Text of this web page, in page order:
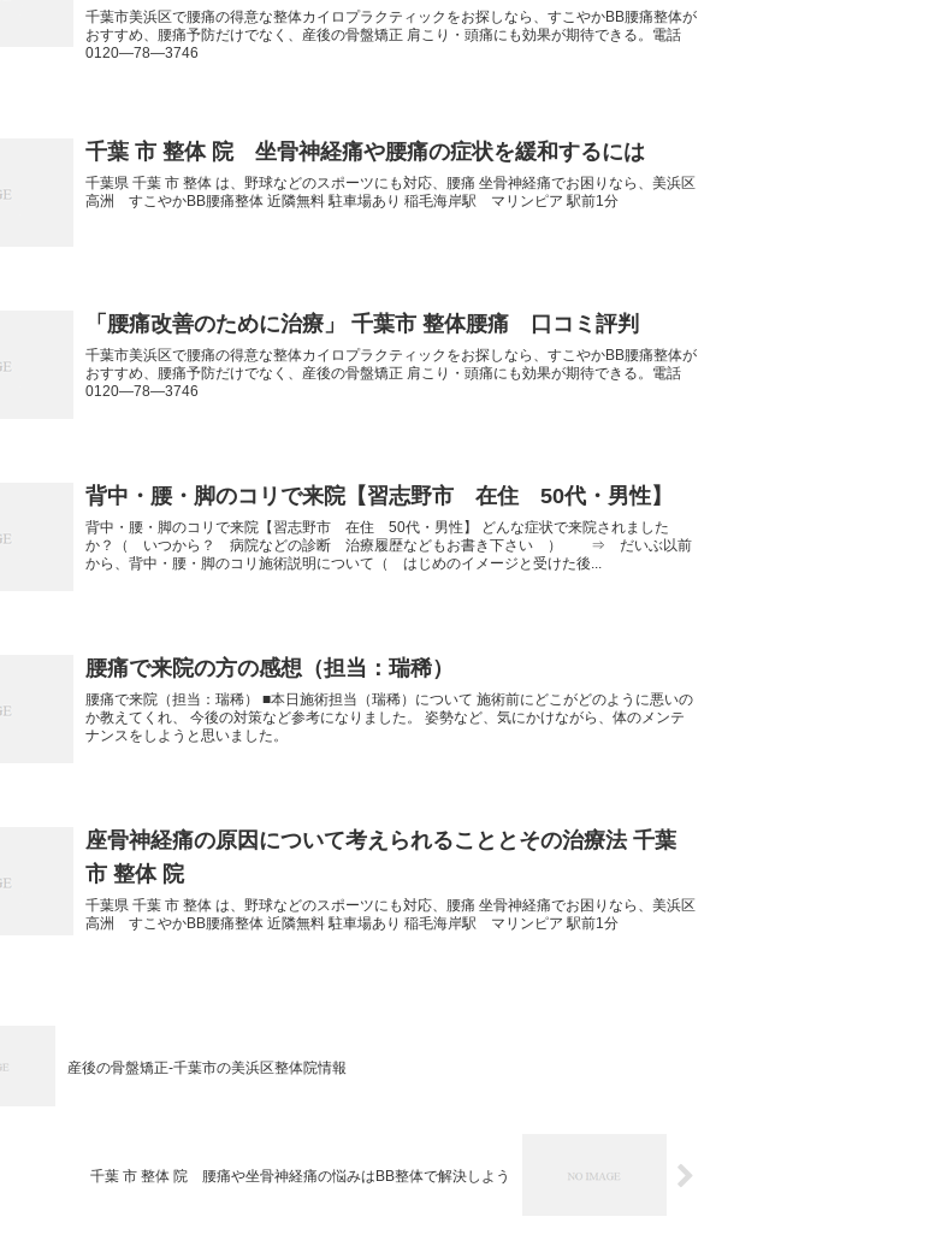
千葉市美浜区で腰痛の得意な整体カイロプラクティックをお探しなら、すこやかBB腰痛整体が
おすすめ、腰痛予防だけでなく、産後の骨盤矯正 肩こり・頭痛にも効果が期待できる。電話
0120―78―3746
千葉 市 整体 院 坐骨神経痛や腰痛の症状を緩和するには
千葉県 千葉 市 整体 は、野球などのスポーツにも対応、腰痛 坐骨神経痛でお困りなら、美浜区
高洲 すこやかBB腰痛整体 近隣無料 駐車場あり 稲毛海岸駅 マリンピア 駅前1分
「腰痛改善のために治療」 千葉市 整体腰痛 口コミ評判
千葉市美浜区で腰痛の得意な整体カイロプラクティックをお探しなら、すこやかBB腰痛整体が
おすすめ、腰痛予防だけでなく、産後の骨盤矯正 肩こり・頭痛にも効果が期待できる。電話
0120―78―3746
背中・腰・脚のコリで来院【習志野市 在住 50代・男性】
背中・腰・脚のコリで来院【習志野市 在住 50代・男性】 どんな症状で来院されました
か？（ いつから？ 病院などの診断 治療履歴などもお書き下さい ） ⇒ だいぶ以前
から、背中・腰・脚のコリ施術説明について（ はじめのイメージと受けた後...
腰痛で来院の方の感想（担当：瑞稀）
腰痛で来院（担当：瑞稀） ■本日施術担当（瑞稀）について 施術前にどこがどのように悪いの
か教えてくれ、 今後の対策など参考になりました。 姿勢など、気にかけながら、体のメンテ
ナンスをしようと思いました。
座骨神経痛の原因について考えられることとその治療法 千葉
市 整体 院
千葉県 千葉 市 整体 は、野球などのスポーツにも対応、腰痛 坐骨神経痛でお困りなら、美浜区
高洲 すこやかBB腰痛整体 近隣無料 駐車場あり 稲毛海岸駅 マリンピア 駅前1分
産後の骨盤矯正-千葉市の美浜区整体院情報
千葉 市 整体 院 腰痛や坐骨神経痛の悩みはBB整体で解決しよう